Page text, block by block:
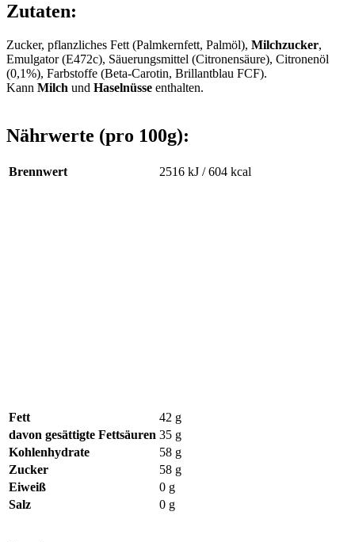
Zutaten:
Zucker, pflanzliches Fett (Palmkernfett, Palmöl), Milchzucker,
Emulgator (E472c), Säuerungsmittel (Citronensäure), Citronenöl
(0,1%), Farbstoffe (Beta-Carotin, Brillantblau FCF).
Kann Milch und Haselnüsse enthalten.
Nährwerte (pro 100g):
Brennwert 2516 kJ / 604 kcal
Fett
42 g
davon gesättigte Fettsäuren 35 g
Kohlenhydrate
58 g
Zucker
58 g
Eiweiß
0 g
Salz
0 g